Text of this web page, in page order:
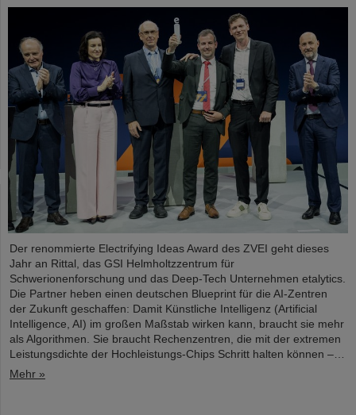
Der renommierte Electrifying Ideas Award des ZVEI geht dieses
Jahr an Rittal, das GSI Helmholtzzentrum für
Schwerionenforschung und das Deep-Tech Unternehmen etalytics.
Die Partner heben einen deutschen Blueprint für die AI-Zentren
der Zukunft geschaffen: Damit Künstliche Intelligenz (Artificial
Intelligence, AI) im großen Maßstab wirken kann, braucht sie mehr
als Algorithmen. Sie braucht Rechenzentren, die mit der extremen
Leistungsdichte der Hochleistungs-Chips Schritt halten können –…
Mehr »